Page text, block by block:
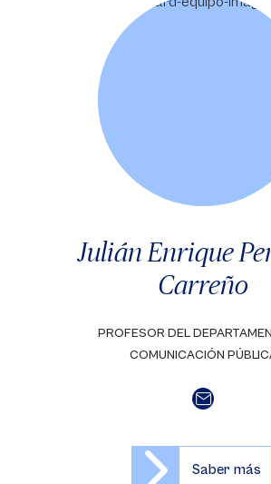
Julián Enrique
Carreño
PROFESOR DEL
COMUNICACIÓN
Saber más